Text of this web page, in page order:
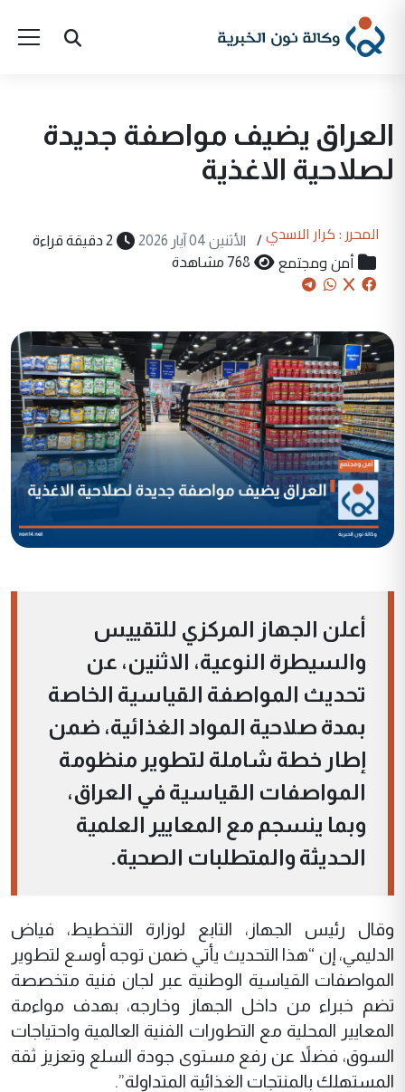
العراق يضيف مواصفة جديدة
لصلاحية الاغذية
المحرر : كرار الاسدي / الأثنين 04 آيار 2026 2 دقيقة قراءة
أمن ومجتمع 768 مشاهدة
أعلن الجهاز المركزي للتقييس
والسيطرة النوعية، الاثنين، عن
تحديث المواصفة القياسية الخاصة
بمدة صلاحية المواد الغذائية، ضمن
إطار خطة شاملة لتطوير منظومة
المواصفات القياسية في العراق،
وبما ينسجم مع المعايير العلمية
الحديثة والمتطلبات الصحية.
وقال رئيس الجهاز، التابع لوزارة التخطيط، فياض
الدليمي، إن “هذا التحديث يأتي ضمن توجه أوسع لتطوير
المواصفات القياسية الوطنية عبر لجان فنية متخصصة
تضم خبراء من داخل الجهاز وخارجه، بهدف مواءمة
المعايير المحلية مع التطورات الفنية العالمية واحتياجات
السوق، فضلاً عن رفع مستوى جودة السلع وتعزيز ثقة
المستهلك بالمنتجات الغذائية المتداولة”.